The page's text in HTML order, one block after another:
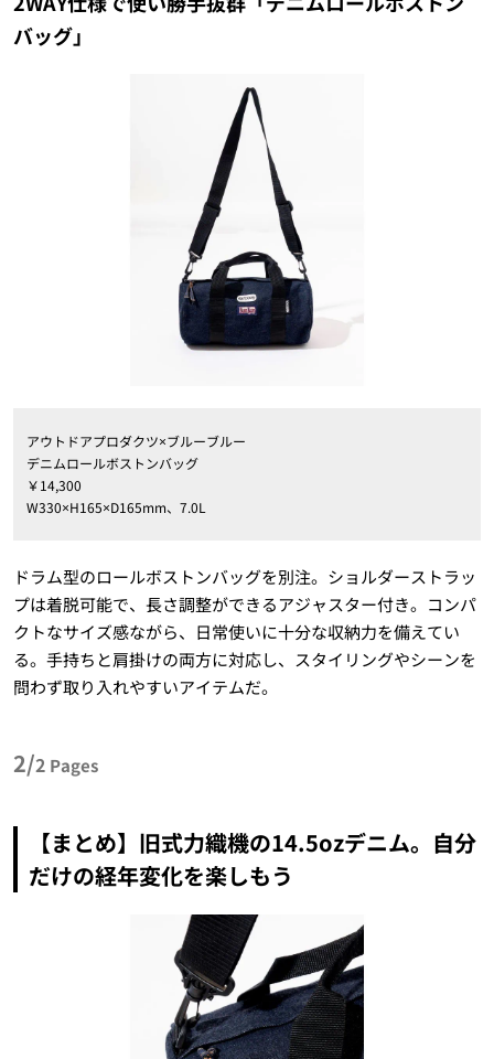
バッグ」
アウトドアプロダクツ×ブルーブルー
デニムロールボストンバッグ
￥14,300
W330×H165×D165mm、7.0L
ドラム型のロールボストンバッグを別注。ショルダーストラッ
プは着脱可能で、長さ調整ができるアジャスター付き。コンパ
クトなサイズ感ながら、日常使いに十分な収納力を備えてい
る。手持ちと肩掛けの両方に対応し、スタイリングやシーンを
問わず取り入れやすいアイテムだ。
2/2 Pages
【まとめ】旧式力織機の14.5ozデニム。自分
だけの経年変化を楽しもう